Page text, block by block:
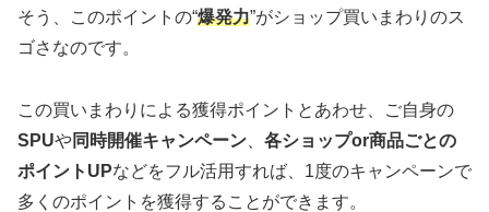
そう、このポイントの“爆発力”がショップ買いまわりのス
ゴさなのです。
この買いまわりによる獲得ポイントとあわせ、ご自身の
SPUや同時開催キャンペーン
各ショップor商品ごとの
ポイントUPなどをフル活用すれば、1度のキャンペーンで
多くのポイントを獲得することができます。